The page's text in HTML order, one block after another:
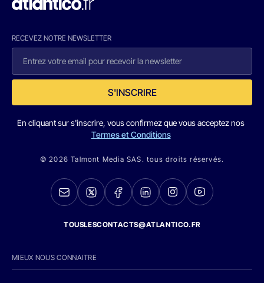
RECEVEZ NOTRE NEWSLETTER
S'INSCRIRE
En cliquant sur s'inscrire, vous confirmez que vous acceptez nos
Termes et Conditions
© 2026 Talmont Media SAS. tous droits réservés.
TOUSLESCONTACTS@ATLANTICO.FR
MIEUX NOUS CONNAITRE